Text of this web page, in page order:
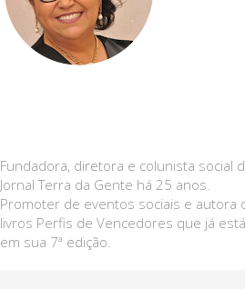
Fundadora, diretora e colunista social
Jornal Terra da Gente há 25 anos.
Promoter de eventos sociais e autora
livros Perfis de Vencedores que já está
em sua 7ª edição.